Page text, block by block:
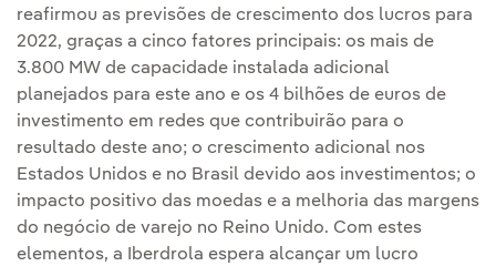
reafirmou as previsões de crescimento dos lucros para
2022, graças a cinco fatores principais: os mais de
3.800 MW de capacidade instalada adicional
planejados para este ano e os 4 bilhões de euros de
investimento em redes que contribuirão para o
resultado deste ano; o crescimento adicional nos
Estados Unidos e no Brasil devido aos investimentos; o
impacto positivo das moedas e a melhoria das margens
do negócio de varejo no Reino Unido. Com estes
elementos, a Iberdrola espera alcançar um lucro